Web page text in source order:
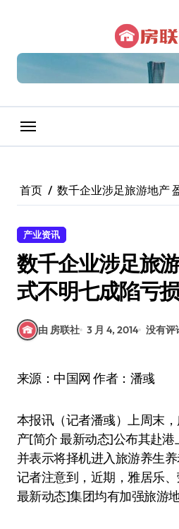
首页 数千企业涉足旅游地产
产业资讯
数千企业涉足旅
式不明七成陷亏损
由 房联社 3 月 4, 2014 没有评
来源：中国网 作者：潘彧
本报讯（记者潘彧）上周末
产[简介 最新动态]公布其赴港
并表示将择机进入旅游养生养
记者注意到，近期，雅居乐
最新动态]集团均有加强旅游